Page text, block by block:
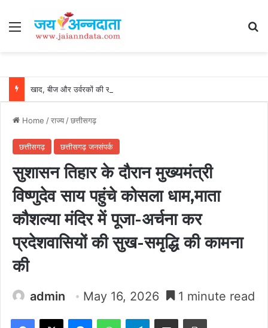
Menu
Home /राज्य/छत्तीसगढ़
छत्तीसगढ़ छत्तीसगढ़ जनसंपर्क
सुशासन तिहार के दौरान मुख्यमंत्री
विष्णुदेव साय पहुंचे कोसला धाम,माता
कौशल्या मंदिर में पूजा-अर्चना कर
प्रदेशवासियों की सुख-समृद्धि की कामना
की
admin May 16, 2026 1 minute read
Facebook
X MessengerWhatsAppTelegramShare via Email Print